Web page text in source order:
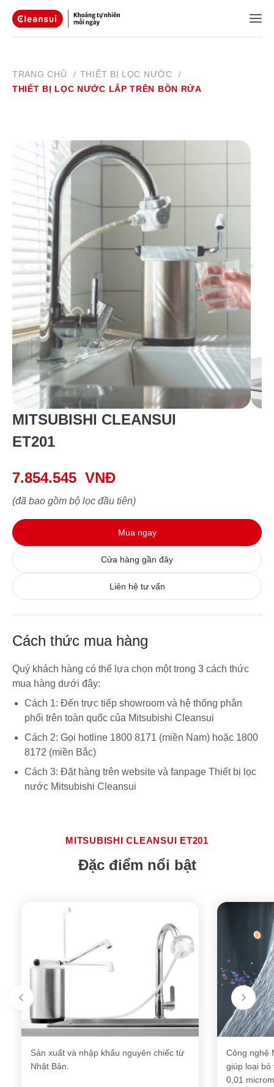
TRANG CHỦ / THIẾT BỊ LỌC NƯỚC
/
THIẾT BỊ LỌC NƯỚC LẮP TRÊN BỒN RỬA
MITSUBISHI CLEANSUI
ET201
7.854.545 VNĐ
(đã bao gồm bộ lọc đầu tiên)
Mua ngay
Cửa hàng gần đây
Liên hệ tư vấn
Cách thức mua hàng
Quý khách hàng có thể lựa chọn một trong 3 cách thức
mua hàng dưới đây:
Cách 1: Đến trực tiếp showroom và hệ thống phân
phối trên toàn quốc của Mitsubishi Cleansui
Cách 2: Gọi hotline 1800 8171 (miền Nam) hoặc 1800
8172 (miền Bắc)
Cách 3: Đặt hàng trên website và fanpage Thiết bị lọc
nước Mitsubishi Cleansui
MITSUBISHI CLEANSUI ET201
Đặc điểm nổi bật
Sản xuất và nhập khẩu nguyên chiếc từ
Nhật Bản.
Công nghệ
giúp loại bỏ
0,01